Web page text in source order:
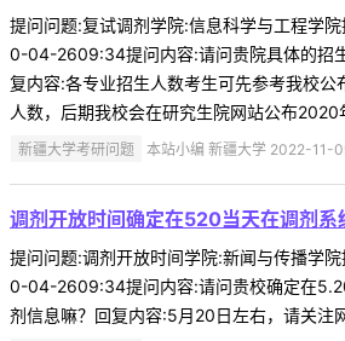
提问问题:复试调剂学院:信息科学与工程学
0-04-2609:34提问内容:请问贵院具体的招
复内容:各专业招生人数考生可先参考我校公
人数，后期我校会在研究生院网站公布
新疆大学考研问题 本站小编 新疆大学 2022-11-
调剂开放时间确定在520当天在调剂系
提问问题:调剂开放时间学院:新闻与传播学
0-04-2609:34提问内容:请问贵校确定在
剂信息嘛？回复内容:5月20日左右，请关注